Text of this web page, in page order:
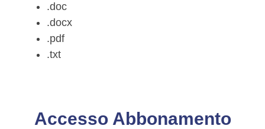
.doc
.docx
.pdf
.txt
Accesso Abbonamento